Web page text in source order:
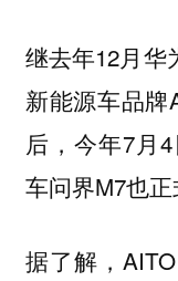
继去年12月华
新能源车品牌
后，今年7月
车问界M7也正
据了解，